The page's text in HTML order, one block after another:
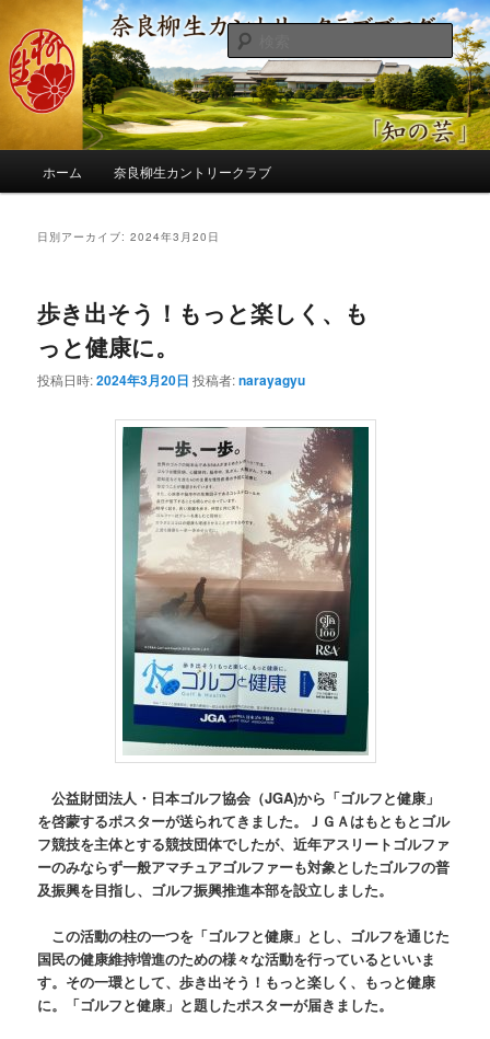
ン
コ
ン
へ
コ
ン
ツ
移
奈良柳生カントリークラブ総支配人
ブログ
季節の話題、クラブの出来事、コースの改修・更新作業、ゴルフに関する随
筆、喜怒哀楽などを気まぐれに発信します。
検
索
ホーム 奈良柳生カントリークラブ
日別アーカイブ:2024年3月20日
歩き出そう！もっと楽しく、も
っと健康に。
投稿日時:2024年3月20日 投稿者:narayagyu
公益財団法人・日本ゴルフ協会（JGA)から「ゴルフと健康」
を啓蒙するポスターが送られてきました。ＪＧＡはもともとゴル
フ競技を主体とする競技団体でしたが、近年アスリートゴルファ
ーのみならず一般アマチュアゴルファーも対象としたゴルフの普
及振興を目指し、ゴルフ振興推進本部を設立しました。
この活動の柱の一つを「ゴルフと健康」とし、ゴルフを通じた
国民の健康維持増進のための様々な活動を行っているといいま
す。その一環として、歩き出そう！もっと楽しく、もっと健康
に。「ゴルフと健康」と題したポスターが届きました。